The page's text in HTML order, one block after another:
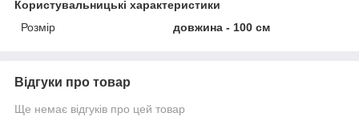
Користувальницькі характеристики
Розмір
довжина - 100 см
Відгуки про товар
Ще немає відгуків про цей товар